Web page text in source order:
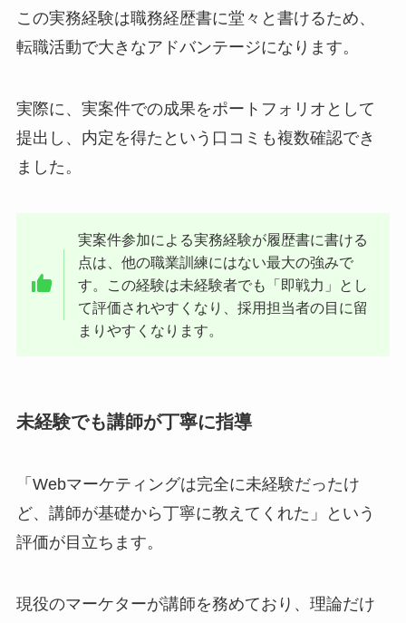
この実務経験は職務経歴書に堂々と書けるため、
転職活動で大きなアドバンテージになります。
実際に、実案件での成果をポートフォリオとして
提出し、内定を得たという口コミも複数確認でき
ました。
実案件参加による実務経験が履歴書に書ける
点は、他の職業訓練にはない最大の強みで
す。この経験は未経験者でも「即戦力」とし
て評価されやすくなり、採用担当者の目に留
まりやすくなります。
未経験でも講師が丁寧に指導
「Webマーケティングは完全に未経験だったけ
ど、講師が基礎から丁寧に教えてくれた」という
評価が目立ちます。
現役のマーケターが講師を務めており、理論だけ